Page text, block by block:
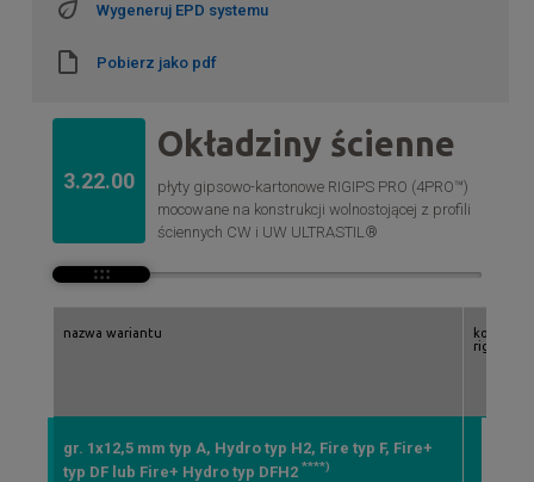
Wygeneruj EPD systemu
Pobierz jako pdf
3.22.00
Okładziny ścienne
płyty gipsowo-kartonowe RIGIPS PRO (4PRO™)
mocowane na konstrukcji wolnostojącej z profili
ściennych CW i UW ULTRASTIL®
nazwa wariantu
rigips
gr. 1x12,5 mm typ A, Hydro typ H2, Fire typ F, Fire+
typ DF lub Fire+ Hydro typ DFH2****)